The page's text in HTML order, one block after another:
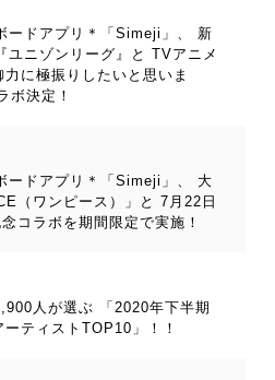
ードアプリ＊「Simeji」、 新
ユニゾンリーグ』と TVアニメ
力に極振りしたいと思いま
ボ決定！
ードアプリ＊「Simeji」、 大
（ワンピース）」と 7月22日
コラボを期間限定で実施！
人が選ぶ 「2020年下半期
ティストTOP10」！！